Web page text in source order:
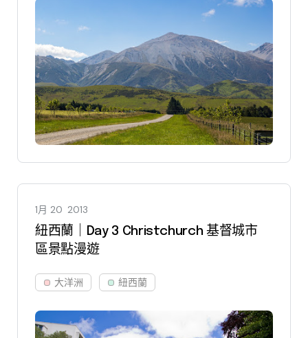
1月 20 2013
紐西蘭｜Day 3 Christchurch 基督城市
區景點漫遊
大洋洲 紐西蘭